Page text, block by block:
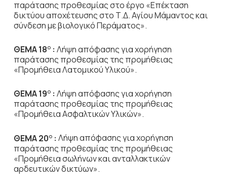
παράτασης προθεσμίας στο έργο «Επέκταση
δικτύου αποχέτευσης στο Τ.Δ. Αγίου Μάμαντος και
σύνδεση με βιολογικό Περάματος».
ΘΕΜΑ 18Ο: Λήψη απόφασης για χορήγηση
παράτασης προθεσμίας της προμήθειας
«Προμήθεια Λατομικού Υλικού».
ΘΕΜΑ 19Ο: Λήψη απόφασης για χορήγηση
παράτασης προθεσμίας της προμήθειας
«Προμήθεια Ασφαλτικών Υλικών».
ΘΕΜΑ 20Ο: Λήψη απόφασης για χορήγηση
παράτασης προθεσμίας της προμήθειας
«Προμήθεια σωλήνων και ανταλλακτικών
αρδευτικών δικτύων».